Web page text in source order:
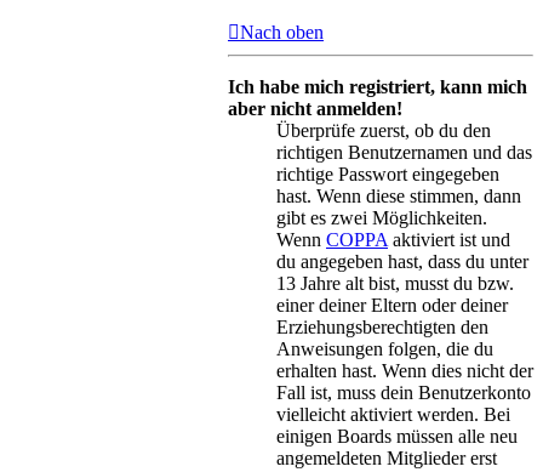
Nach oben
Ich habe mich registriert, kann mich
aber nicht anmelden!
Überprüfe zuerst, ob du den
richtigen Benutzernamen und das
richtige Passwort eingegeben
hast. Wenn diese stimmen, dann
gibt es zwei Möglichkeiten.
Wenn COPPA aktiviert ist und
du angegeben hast, dass du unter
13 Jahre alt bist, musst du bzw.
einer deiner Eltern oder deiner
Erziehungsberechtigten den
Anweisungen folgen, die du
erhalten hast. Wenn dies nicht der
Fall ist, muss dein Benutzerkonto
vielleicht aktiviert werden. Bei
einigen Boards müssen alle neu
angemeldeten Mitglieder erst